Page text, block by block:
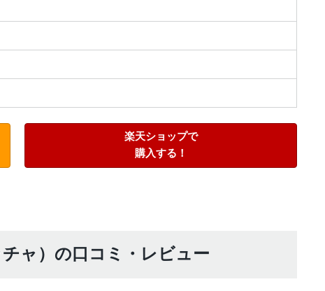
楽天ショップで
購入する！
ャ）の口コミ・レビュー